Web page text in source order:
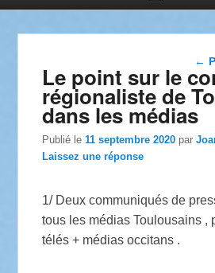
←
Le point sur le
régionaliste de
dans les médias
Publié le11 septembre 2020 par
Laissez une réponse
1/ Deux communiqués de
tous les médias Toulousains ,
télés + médias occitans .